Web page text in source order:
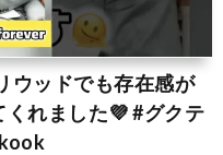
ウッドでも存在感が
れました💜 #グクテ